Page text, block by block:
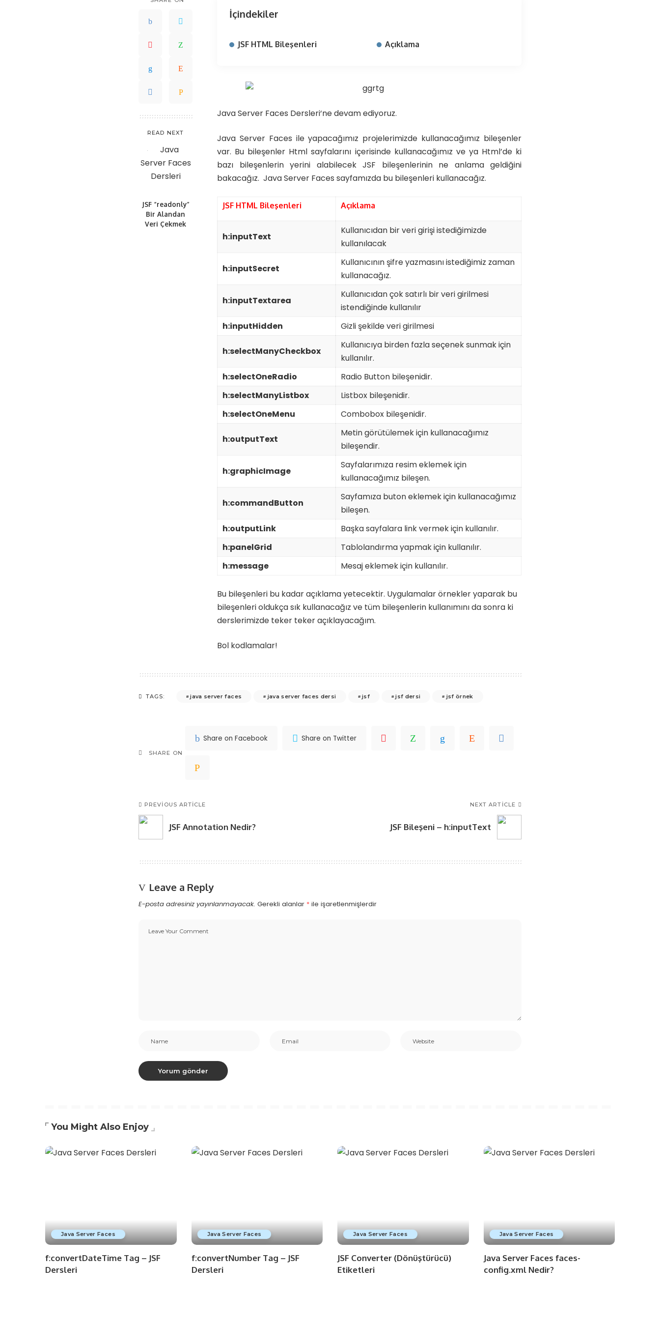
READ NEXT
JSF “readonly”
Bir Alandan
Veri Çekmek
İçindekiler
JSF HTML Bileşenleri Açıklama
Java Server Faces Dersleri‘ne devam ediyoruz.
Java Server Faces ile yapacağımız projelerimizde kullanacağımız bileşenler
var. Bu bileşenler Html sayfalarını içerisinde kullanacağımız ve ya Html’de ki
bazı bileşenlerin yerini alabilecek JSF bileşenlerinin ne anlama geldiğini
bakacağız. Java Server Faces sayfamızda bu bileşenleri kullanacağız.
JSF HTML Bileşenleri Açıklama
h:inputText
Kullanıcıdan bir veri girişi istediğimizde
kullanılacak
h:inputSecret
Kullanıcının şifre yazmasını istediğimiz zaman
kullanacağız.
h:inputTextarea
Kullanıcıdan çok satırlı bir veri girilmesi
istendiğinde kullanılır
h:inputHidden
Gizli şekilde veri girilmesi
h:selectManyCheckbox
Kullanıcıya birden fazla seçenek sunmak için
kullanılır.
h:selectOneRadio
Radio Button bileşenidir.
h:selectManyListbox
Listbox bileşenidir.
h:selectOneMenu
Combobox bileşenidir.
h:outputText
Metin görütülemek için kullanacağımız
bileşendir.
h:graphicImage
Sayfalarımıza resim eklemek için
kullanacağımız bileşen.
h:commandButton
Sayfamıza buton eklemek için kullanacağımız
bileşen.
h:outputLink
Başka sayfalara link vermek için kullanılır.
h:panelGrid
Tablolandırma yapmak için kullanılır.
h:message
Mesaj eklemek için kullanılır.
Bu bileşenleri bu kadar açıklama yetecektir. Uygulamalar örnekler yaparak bu
bileşenleri oldukça sık kullanacağız ve tüm bileşenlerin kullanımını da sonra ki
derslerimizde teker teker açıklayacağım.
Bol kodlamalar!
TAGS: java server faces java server faces dersi jsf jsf dersi jsf örnek
SHARE ON
Share on Facebook Share on Twitter
PREVIOUS ARTICLE
JSF Annotation Nedir?
NEXT ARTICLE
JSF Bileşeni – h:inputText
Leave a Reply
E-posta adresiniz yayınlanmayacak. Gerekli alanlar * ile işaretlenmişlerdir
You Might Also Enjoy
Java Server Faces
f:convertDateTime Tag – JSF
Dersleri
Java Server Faces
f:convertNumber Tag – JSF
Dersleri
Java Server Faces
JSF Converter (Dönüştürücü)
Etiketleri
Java Server Faces
Java Server Faces faces-
config.xml Nedir?